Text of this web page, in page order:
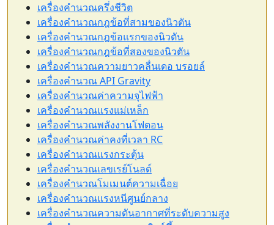
เครื่องคำนวณครึ่งชีวิต
เครื่องคำนวณกฎข้อที่สามของนิวตัน
เครื่องคำนวณกฎข้อแรกของนิวตัน
เครื่องคำนวณกฎข้อที่สองของนิวตัน
เครื่องคำนวณความยาวคลื่นเดอ บรอยล์
เครื่องคำนวณ API Gravity
เครื่องคำนวณค่าความจุไฟฟ้า
เครื่องคำนวณแรงแม่เหล็ก
เครื่องคำนวณพลังงานโฟตอน
เครื่องคำนวณค่าคงที่เวลา RC
เครื่องคำนวณแรงกระตุ้น
เครื่องคำนวณเลขเรย์โนลด์
เครื่องคำนวณโมเมนต์ความเฉื่อย
เครื่องคำนวณแรงหนีศูนย์กลาง
เครื่องคำนวณความดันอากาศที่ระดับความสูง